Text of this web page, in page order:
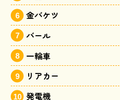
金バケツ
バール
一輪車
リアカー
発電機